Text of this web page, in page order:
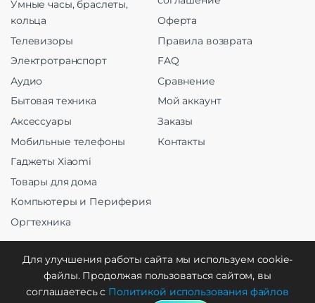
Умные часы, браслеты,
кольца
Телевизоры
Электротранспорт
Аудио
Бытовая техника
Аксессуары
Мобильные телефоны
Гаджеты Xiaomi
Товары для дома
Компьютеры и Периферия
Оргтехника
Оферта
Правила возврата
FAQ
Сравнение
Мой аккаунт
Заказы
Контакты
Создание и продвижение
Для улучшения работы сайта мы используем cookie-
файлы. Продолжая пользоваться сайтом, вы
соглашаетесь с Политикой использования файлов